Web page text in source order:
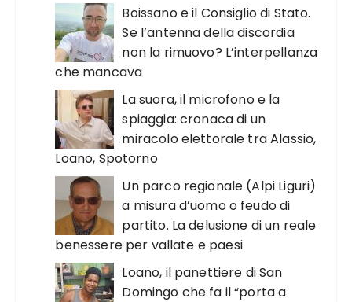
Boissano e il Consiglio di Stato.
Se l’antenna della discordia
non la rimuovo? L’interpellanza
che mancava
La suora, il microfono e la
spiaggia: cronaca di un
miracolo elettorale tra Alassio,
Loano, Spotorno
Un parco regionale (Alpi Liguri)
a misura d’uomo o feudo di
partito. La delusione di un reale
benessere per vallate e paesi
Loano, il panettiere di San
Domingo che fa il “porta a